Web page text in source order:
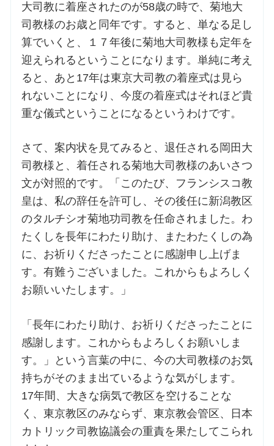
大司教に着座されたのが58歳の時で、菊地大
司教様のお歳と同年です。すると、単なる足し
算でいくと、１７年後に菊地大司教様も定年を
迎えられるということになります。単純に考え
ると、あと17年は東京大司教の着座式は見ら
れないことになり、今度の着座式はそれほど貴
重な儀式ということになるというわけです。
さて、案内状を見てみると、退任される岡田大
司教様と、着任される菊地大司教様のあいさつ
文が対照的です。「このたび、フランシスコ教
皇は、私の辞任を許可し、その後任に新潟教区
のタルチシオ菊地功司教を任命されました。わ
たくしを長年にわたり助け、またわたくしの為
に、お祈りくださったことに感謝申し上げま
す。有難うございました。これからもよろしく
お願いいたします。」
「長年にわたり助け、お祈りくださったことに
感謝します。これからもよろしくお願いしま
す。」という言葉の中に、今の大司教様のお気
持ちがそのまま出ているような気がします。
17年間、大きな病気で教区を空けることな
く、東京教区のみならず、東京教会管区、日本
カトリック司教協議会の重責を果たしてこられ